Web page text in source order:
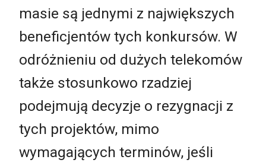
masie są jednymi z największych
beneficjentów tych konkursów. W
odróżnieniu od dużych telekomów
także stosunkowo rzadziej
podejmują decyzje o rezygnacji z
tych projektów, mimo
wymagających terminów, jeśli